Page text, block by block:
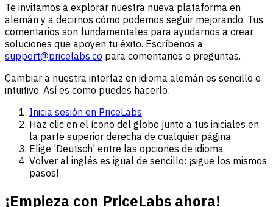
Te invitamos a explorar nuestra nueva plataforma en
alemán y a decirnos cómo podemos seguir mejorando. Tus
comentarios son fundamentales para ayudarnos a crear
soluciones que apoyen tu éxito. Escríbenos a
support@pricelabs.co para comentarios o preguntas.
Cambiar a nuestra interfaz en idioma alemán es sencillo e
intuitivo. Así es como puedes hacerlo:
Inicia sesión en PriceLabs
Haz clic en el ícono del globo junto a tus iniciales en
la parte superior derecha de cualquier página
Elige 'Deutsch' entre las opciones de idioma
Volver al inglés es igual de sencillo: ¡sigue los mismos
pasos!
¡Empieza con PriceLabs ahora!